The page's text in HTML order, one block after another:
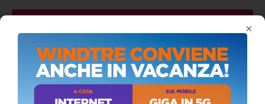
×
VIDEO 138
VIDEO CONSIGLIO COMUNALE 74